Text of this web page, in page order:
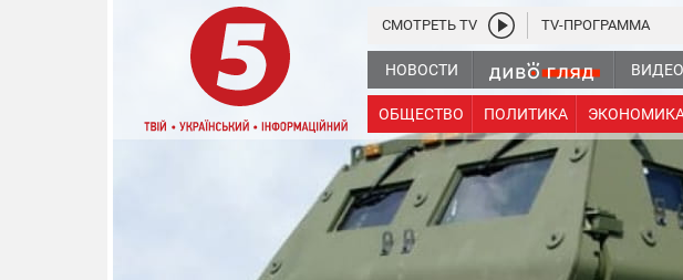
НОВОСТИ ВИДЕО
ОБЩЕСТВО ПОЛИТИКА
СМОТРЕТЬ TV TV-ПРОГРАММА